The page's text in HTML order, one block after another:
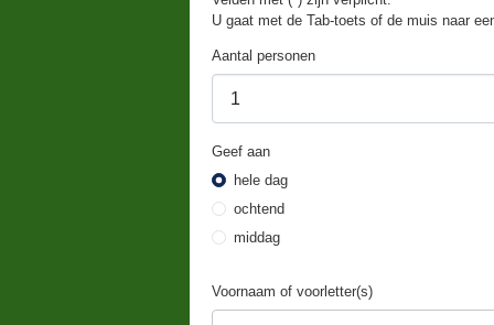
U gaat met de Tab-toets of de muis naar
Aantal personen
Geef aan
hele dag
ochtend
middag
Voornaam of voorletter(s)